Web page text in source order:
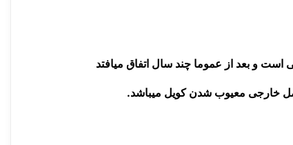
است و بعد از عموما چند سال اتفاق میافتد
خارجی معیوب شدن کویل میباشد.